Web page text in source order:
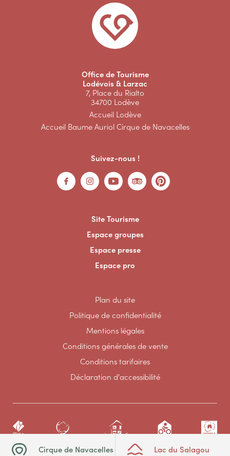
Cirque de Navacelles Lac du Salagou
Office de Tourisme
Lodévois & Larzac
7, Place du Rialto
34700 Lodève
Accueil Lodève
Accueil Baume Auriol Cirque de Navacelles
Suivez-nous !
Site Tourisme
Espace groupes
Espace presse
Espace pro
Plan du site
Politique de confidentialité
Mentions légales
Conditions générales de vente
Conditions tarifaires
Déclaration d'accessibilité